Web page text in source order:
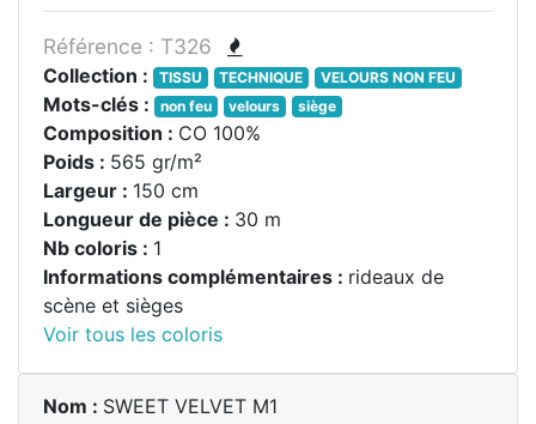
Référence : T326
Collection : TISSU TECHNIQUE VELOURS NON FEU
Mots-clés : non feu velours siège
Composition : CO 100%
Poids : 565 gr/m²
Largeur : 150 cm
Longueur de pièce : 30 m
Nb coloris : 1
Informations complémentaires : rideaux de
scène et sièges
Voir tous les coloris
Nom : SWEET VELVET M1